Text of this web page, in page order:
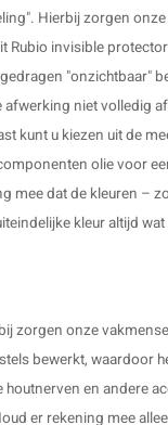
Hierbij zorgen
Rubio invisible
"onzichtbaar"
niet volledig
kunt u kiezen uit de
olie voor
mee dat de kleuren –
kleur altijd
zorgen onze
bewerkt, waardoor
en andere
er rekening mee